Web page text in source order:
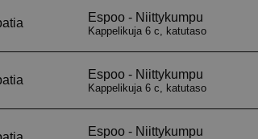
.hs-scripts.com
Cloudflare Inc.
.hs-banner.com